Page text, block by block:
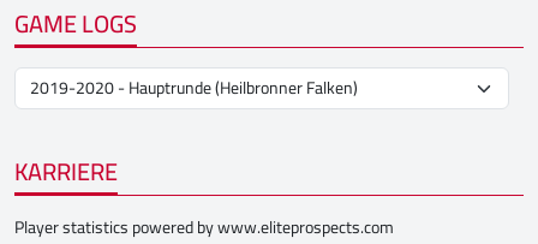
GAME LOGS
KARRIERE
Player statistics powered bywww.eliteprospects.com